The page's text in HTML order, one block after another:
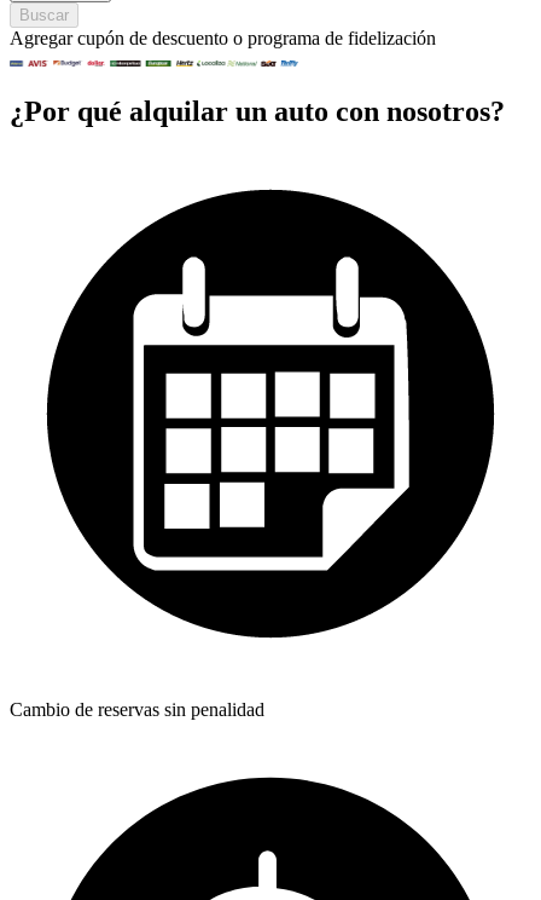
Buscar
Agregar cupón de descuento o programa de fidelización
¿Por qué alquilar un auto con nosotros?
Cambio de reservas sin penalidad